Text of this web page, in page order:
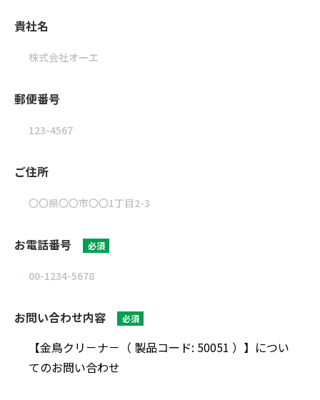
貴社名
郵便番号
ご住所
お電話番号 必須
お問い合わせ内容 必須